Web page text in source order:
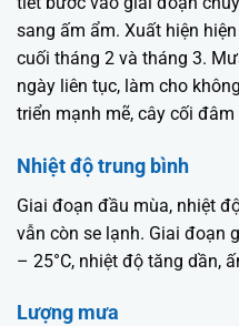
sang ấm ẩm. Xuất hiện
cuối tháng 2 và tháng 3.
ngày liên tục, làm cho
triển mạnh mẽ, cây cối
Nhiệt độ trung bình
Giai đoạn đầu mùa, nhiệt
vẫn còn se lạnh. Giai đoạn
– 25°C, nhiệt độ tăng dần,
Lượng mưa